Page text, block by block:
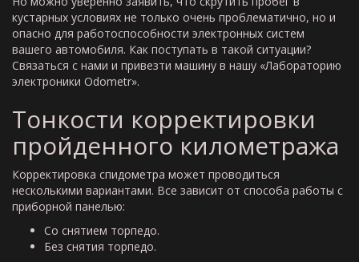
кустарных условиях не только очень проблематично, но и
опасно для работоспособности электронных систем
вашего автомобиля. Как поступать в такой ситуации?
Связаться с нами и привезти машину в нашу «Лабораторию
электроники Odometr».
Тонкости корректировки
пройденного километража
Корректировка спидометра может проводиться
несколькими вариантами. Все зависит от способа работы с
приборной панелью:
Со снятием торпедо.
Без снятия торпедо.